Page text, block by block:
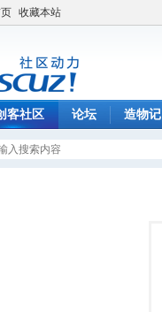
收藏本站
客社区 论坛 造物记